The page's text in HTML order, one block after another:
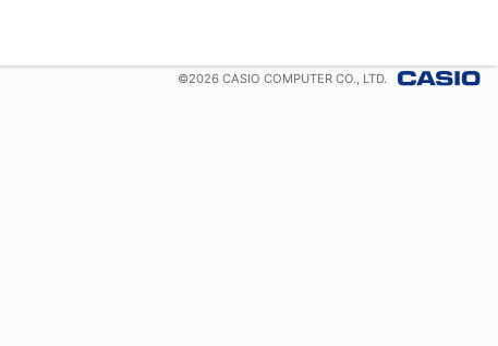
©2026 CASIO COMPUTER CO., LTD.